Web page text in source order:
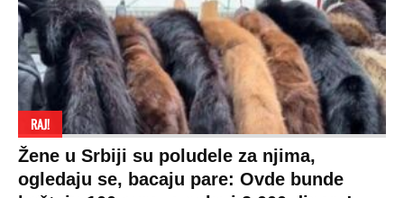
RAJ!
Žene u Srbiji su poludele za njima,
ogledaju se, bacaju pare: Ovde bunde